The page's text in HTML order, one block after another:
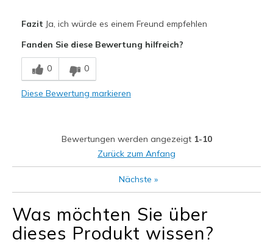
Bequem
Leicht
Schuhen
Schuhe
Fazit Ja, ich würde es einem Freund empfehlen
Fanden Sie diese Bewertung hilfreich?
0 0
Diese Bewertung markieren
Bewertungen werden angezeigt 1-10
Zurück zum Anfang
Nächste »
Was möchten Sie über
dieses Produkt wissen?